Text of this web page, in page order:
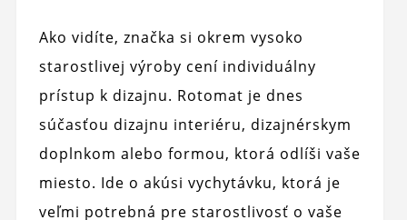
Ako vidíte, značka si okrem vysoko
starostlivej výroby cení individuálny
prístup k dizajnu. Rotomat je dnes
súčasťou dizajnu interiéru, dizajnérskym
doplnkom alebo formou, ktorá odlíši vaše
miesto. Ide o akúsi vychytávku, ktorá je
veľmi potrebná pre starostlivosť o vaše